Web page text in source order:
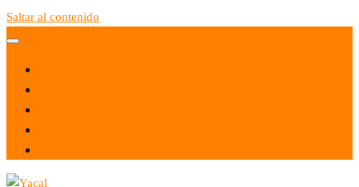
Saltar al contenido